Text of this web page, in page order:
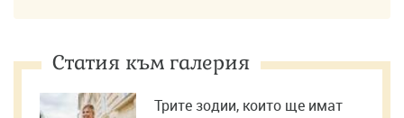
Статия към галерия
Трите зодии, които ще имат